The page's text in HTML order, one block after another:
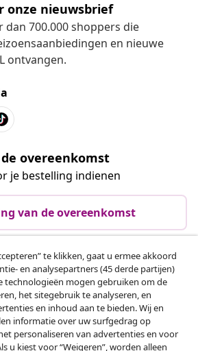
onze nieuwsbrief
dan 700.000 shoppers die
en nieuwe
ontvangen.
overeenkomst
je bestelling indienen
van de overeenkomst
te klikken, gaat u ermee akkoord
en analysepartners (45 derde partijen)
technologieën mogen gebruiken om de
het sitegebruik te analyseren, en
en inhoud aan te bieden. Wij en
informatie over uw surfgedrag op
personaliseren van advertenties en voor
u kiest voor “Weigeren”, worden alleen